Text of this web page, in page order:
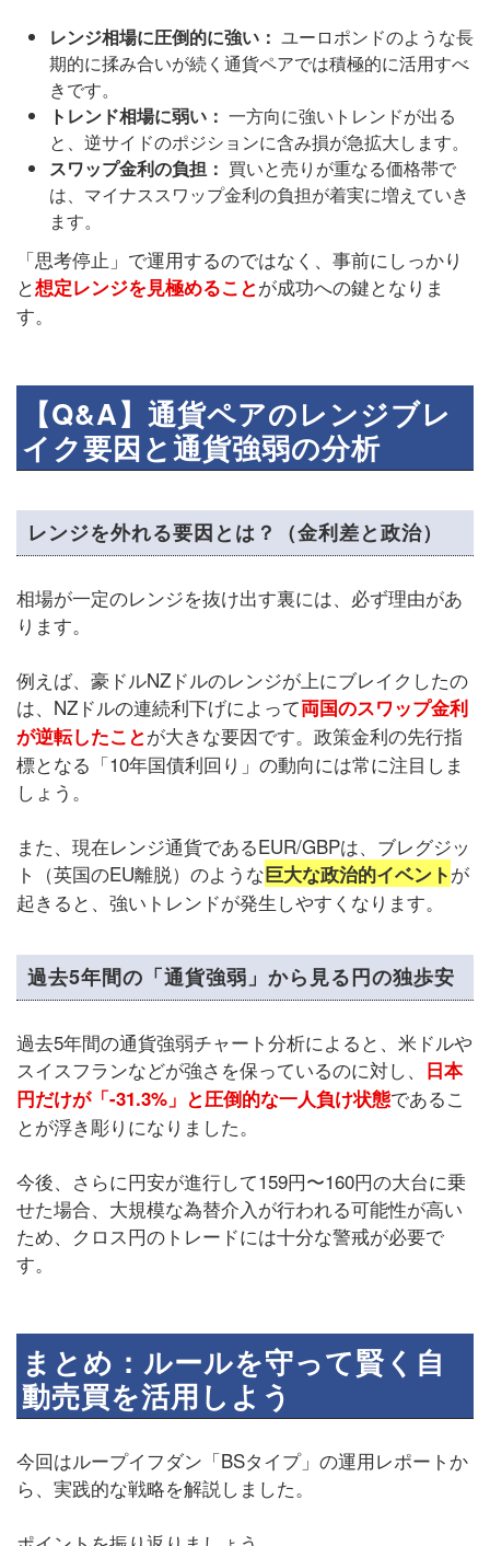
レンジ相場に圧倒的に強い： ユーロポンドのような長
期的に揉み合いが続く通貨ペアでは積極的に活用すべ
きです。
トレンド相場に弱い： 一方向に強いトレンドが出る
と、逆サイドのポジションに含み損が急拡大します。
スワップ金利の負担： 買いと売りが重なる価格帯で
は、マイナススワップ金利の負担が着実に増えていき
ます。
「思考停止」で運用するのではなく、事前にしっかり
と想定レンジを見極めることが成功への鍵となりま
す。
【Q&A】通貨ペアのレンジブレ
イク要因と通貨強弱の分析
レンジを外れる要因とは？（金利差と政治）
相場が一定のレンジを抜け出す裏には、必ず理由があ
ります。
例えば、豪ドルNZドルのレンジが上にブレイクしたの
は、NZドルの連続利下げによって両国のスワップ金利
が逆転したことが大きな要因です。政策金利の先行指
標となる「10年国債利回り」の動向には常に注目しま
しょう。
また、現在レンジ通貨であるEUR/GBPは、ブレグジッ
ト（英国のEU離脱）のような巨大な政治的イベントが
起きると、強いトレンドが発生しやすくなります。
過去5年間の「通貨強弱」から見る円の独歩安
過去5年間の通貨強弱チャート分析によると、米ドルや
スイスフランなどが強さを保っているのに対し、
日本
円だけが「-31.3%」と圧倒的な一人負け状態であるこ
とが浮き彫りになりました。
今後、さらに円安が進行して159円〜160円の大台に乗
せた場合、大規模な為替介入が行われる可能性が高い
ため、クロス円のトレードには十分な警戒が必要で
す。
まとめ：ルールを守って賢く自
動売買を活用しよう
今回はループイフダン「BSタイプ」の運用レポートか
ら、実践的な戦略を解説しました。